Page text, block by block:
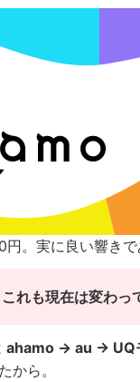
。実に良い響きで
れも現在は変わっ
ahamo → au → UQ
から。